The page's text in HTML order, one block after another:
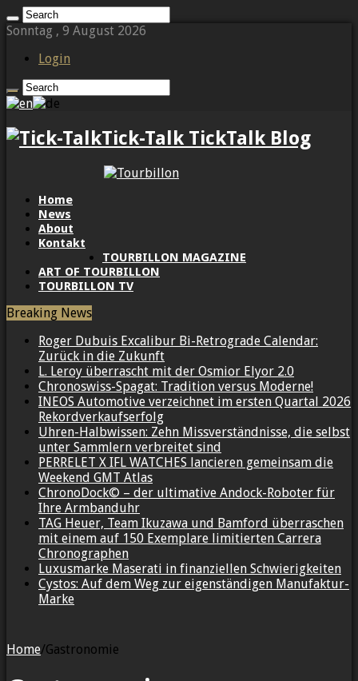
Sonntag , 9 August 2026
Login
Tick-Talk TickTalk Blog
Home
News
About
Kontakt
TOURBILLON MAGAZINE
ART OF TOURBILLON
TOURBILLON TV
Breaking News
Roger Dubuis Excalibur Bi-Retrograde Calendar:
Zurück in die Zukunft
L. Leroy überrascht mit der Osmior Elyor 2.0
Chronoswiss-Spagat: Tradition versus Moderne!
INEOS Automotive verzeichnet im ersten Quartal 2026
Rekordverkaufserfolg
Uhren-Halbwissen: Zehn Missverständnisse, die selbst
unter Sammlern verbreitet sind
PERRELET X IFL WATCHES lancieren gemeinsam die
Weekend GMT Atlas
ChronoDock© – der ultimative Andock-Roboter für
Ihre Armbanduhr
TAG Heuer, Team Ikuzawa und Bamford überraschen
mit einem auf 150 Exemplare limitierten Carrera
Chronographen
Luxusmarke Maserati in finanziellen Schwierigkeiten
Cystos: Auf dem Weg zur eigenständigen Manufaktur-
Marke
Home/Gastronomie